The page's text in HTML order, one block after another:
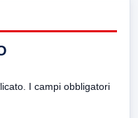
I campi obbligatori